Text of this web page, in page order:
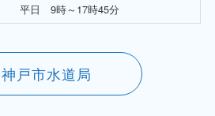
平日 9時～17時45分
神戸市水道局